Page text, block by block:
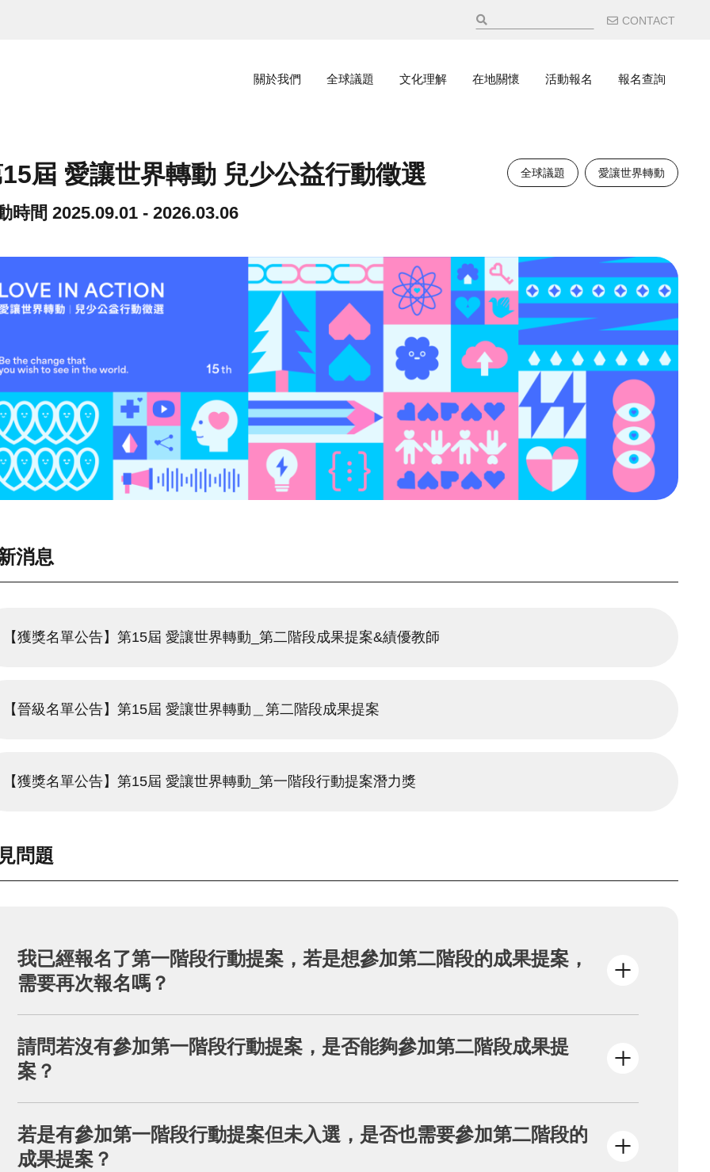
輔助選
CONTACT
主選單
關於我們 全球議題 文化理解 在地關懷 活動報名 報名查詢
屆 愛讓世界轉動 兒少公益行動徵選
時間 2025.09.01 - 2026.03.06
全球議題 愛讓世界轉動
消息
【獲獎名單公告】第15屆 愛讓世界轉動_第二階段成果提案&績優教師
【晉級名單公告】第15屆 愛讓世界轉動＿第二階段成果提案
【獲獎名單公告】第15屆 愛讓世界轉動_第一階段行動提案潛力獎
問題
我已經報名了第一階段行動提案，若是想參加第二階段的成果提案，
需要再次報名嗎？
需要。兩階段徵選的報名流程是獨立的，請依照欲報名的場次確實填寫報名表、上傳提案/成果資料
並送出。
請問若沒有參加第一階段行動提案，是否能夠參加第二階段成果提
案？
可以。只要是在當屆活動辦法規定期間內執行之行動方案皆可投稿徵選。
若是有參加第一階段行動提案但未入選，是否也需要參加第二階段的
成果提案？